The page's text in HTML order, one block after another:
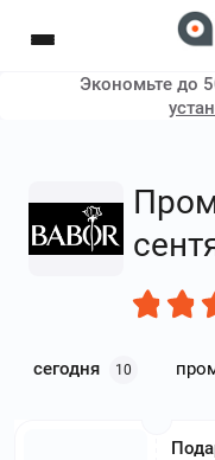
Экономьте до
сегодня 10